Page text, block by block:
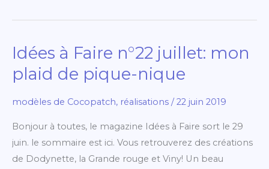
Idées à Faire n°22 juillet: mon
plaid de pique-nique
modèles de Cocopatch, réalisations /22 juin 2019
Bonjour à toutes, le magazine Idées à Faire sort le 29
juin. le sommaire est ici. Vous retrouverez des créations
de Dodynette, la Grande rouge et Viny! Un beau
Idées
Faire
n°22
mon
plaid
de